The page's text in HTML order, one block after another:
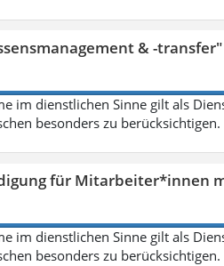
& -
im dienstlichen Sinne gilt als
besonders zu berücksichtigen.
für Mitarbeiter*innen
im dienstlichen Sinne gilt als
besonders zu berücksichtigen.